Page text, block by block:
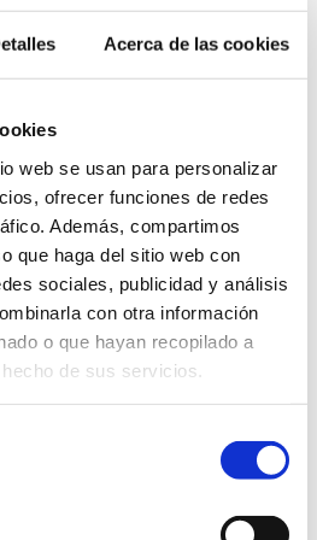
Acerca de las cookies
web se usan para personalizar
ofrecer funciones de redes
Además, compartimos
que haga del sitio web con
sociales, publicidad y análisis
con otra información
o que hayan recopilado a
de sus servicios.